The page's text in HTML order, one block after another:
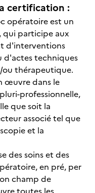
certification :
opératoire est un
qui participe aux
d'interventions
d'actes techniques
ou thérapeutique.
œuvre dans le
professionnelle,
que soit la
associé tel que
et la
des soins et des
en pré, per
champ de